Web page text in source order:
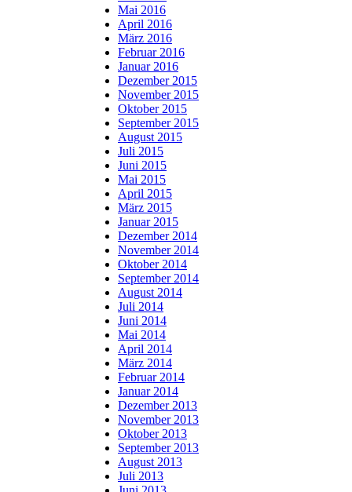
Mai 2016
April 2016
März 2016
Februar 2016
Januar 2016
Dezember 2015
November 2015
Oktober 2015
September 2015
August 2015
Juli 2015
Juni 2015
Mai 2015
April 2015
März 2015
Januar 2015
Dezember 2014
November 2014
Oktober 2014
September 2014
August 2014
Juli 2014
Juni 2014
Mai 2014
April 2014
März 2014
Februar 2014
Januar 2014
Dezember 2013
November 2013
Oktober 2013
September 2013
August 2013
Juli 2013